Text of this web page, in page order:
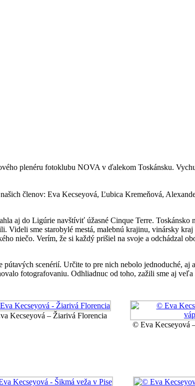
plenéru fotoklubu NOVA v ďalekom Toskánsku.
členov: Eva Kecseyová, Ľubica Kremeňová,
aj do Ligúrie navštíviť úžasné Cinque Terre. Toskánsko
sme starobylé mestá, malebnú krajinu, vinársky
niečo. Verím, že si každý prišiel na svoje a odchádzal
scenérií. Určite to pre nich nebolo jednoduché, aj
fotografovaniu. Odhliadnuc od toho, zažili sme aj
Kecseyová – Žiarivá Florencia
© Eva Kecseyová